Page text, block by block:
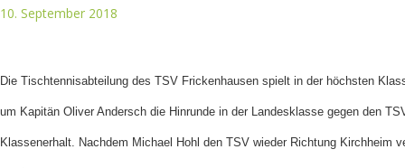
10. September 2018
Die Tischtennisabteilung des TSV Frickenhausen spielt in der höchsten
um Kapitän Oliver Andersch die Hinrunde in der Landesklasse gegen den
Klassenerhalt. Nachdem Michael Hohl den TSV wieder Richtung Kirchheim